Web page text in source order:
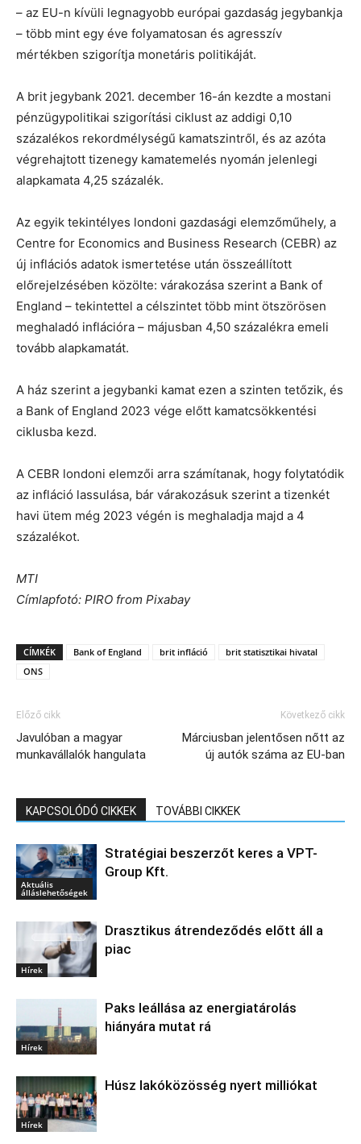
– az EU-n kívüli legnagyobb európai gazdaság jegybankja
– több mint egy éve folyamatosan és agresszív
mértékben szigorítja monetáris politikáját.
A brit jegybank 2021. december 16-án kezdte a mostani
pénzügypolitikai szigorítási ciklust az addigi 0,10
százalékos rekordmélységű kamatszintről, és az azóta
végrehajtott tizenegy kamatemelés nyomán jelenlegi
alapkamata 4,25 százalék.
Az egyik tekintélyes londoni gazdasági elemzőműhely, a
Centre for Economics and Business Research (CEBR) az
új inflációs adatok ismertetése után összeállított
előrejelzésében közölte: várakozása szerint a Bank of
England – tekintettel a célszintet több mint ötszörösen
meghaladó inflációra – májusban 4,50 százalékra emeli
tovább alapkamatát.
A ház szerint a jegybanki kamat ezen a szinten tetőzik, és
a Bank of England 2023 vége előtt kamatcsökkentési
ciklusba kezd.
A CEBR londoni elemzői arra számítanak, hogy folytatódik
az infláció lassulása, bár várakozásuk szerint a tizenkét
havi ütem még 2023 végén is meghaladja majd a 4
százalékot.
MTI
Címlapfotó: PIRO from Pixabay
CÍMKÉK Bank of England brit infláció
brit statisztikai hivatal
ONS
Előző cikk
Javulóban a magyar
munkavállalók hangulata
Következő cikk
Márciusban jelentősen nőtt az
új autók száma az EU-ban
KAPCSOLÓDÓ CIKKEK TOVÁBBI CIKKEK
Aktuális
álláslehetőségek
Stratégiai beszerzőt keres a VPT-
Group Kft.
Hírek
Drasztikus átrendeződés előtt áll a
piac
Hírek
Paks leállása az energiatárolás
hiányára mutat rá
Hírek
Húsz lakóközösség nyert milliókat